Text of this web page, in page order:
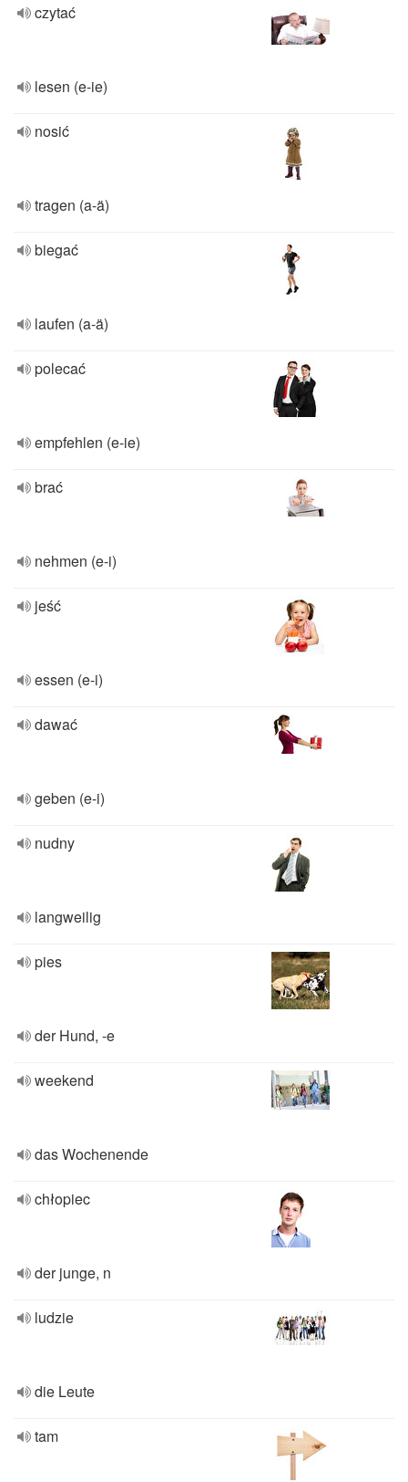
czytać
lesen (e-ie)
nosić
tragen (a-ä)
biegać
laufen (a-ä)
polecać
empfehlen (e-ie)
brać
nehmen (e-i)
jeść
essen (e-i)
dawać
geben (e-i)
nudny
langweilig
pies
der Hund, -e
weekend
das Wochenende
chłopiec
der junge, n
ludzie
die Leute
tam